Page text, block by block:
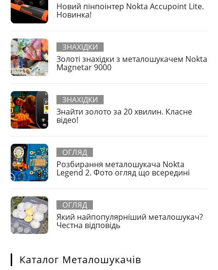
Новий пінпоінтер Nokta Accupoint Lite.
Новинка!
ЗНАХІДКИ
Золоті знахідки з металошукачем Nokta
Magnetar 9000
ЗНАХІДКИ
Знайти золото за 20 хвилин. Класне
відео!
ОГЛЯД
Розбирання металошукача Nokta
Legend 2. Фото огляд що всередині
ОГЛЯД
Який найпопулярніший металошукач?
Честна відповідь
Каталог Металошукачів